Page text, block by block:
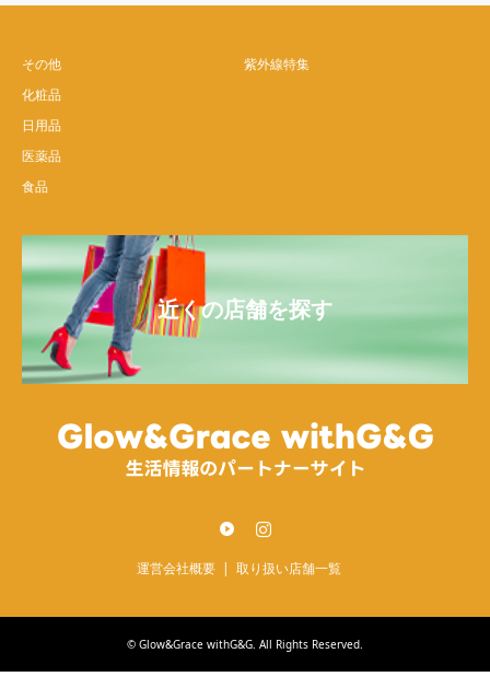
その他
化粧品
日用品
医薬品
食品
紫外線特集
近くの店舗を探す
運営会社概要 取り扱い店舗一覧
© Glow&Grace withG&G. All Rights Reserved.